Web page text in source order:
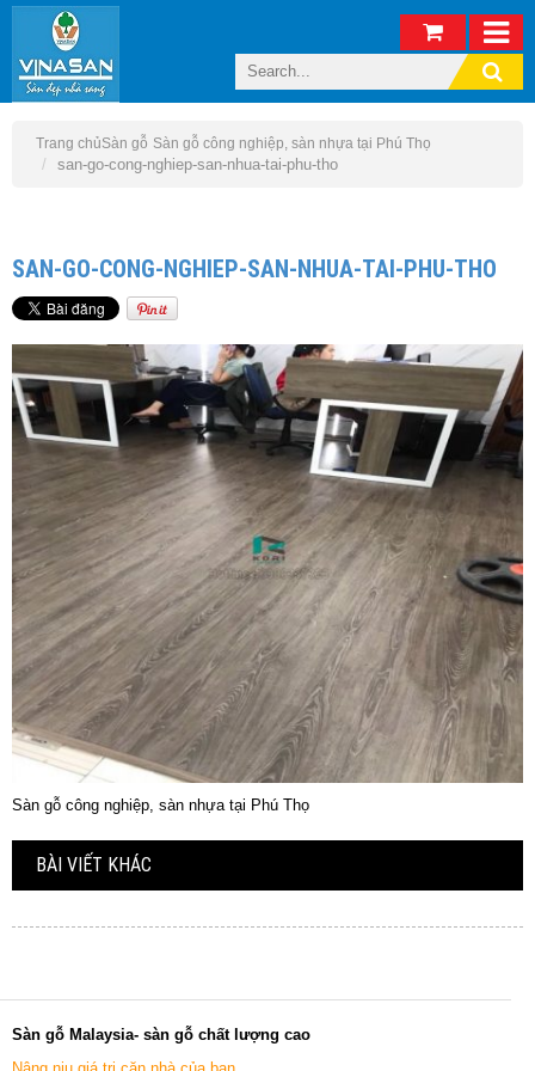
Trang chủSàn gỗ Sàn gỗ công nghiệp, sàn nhựa tại Phú Thọ
san-go-cong-nghiep-san-nhua-tai-phu-tho
SAN-GO-CONG-NGHIEP-SAN-NHUA-TAI-PHU-THO
Sàn gỗ công nghiệp, sàn nhựa tại Phú Thọ
BÀI VIẾT KHÁC
Sàn gỗ Malaysia- sàn gỗ chất lượng cao